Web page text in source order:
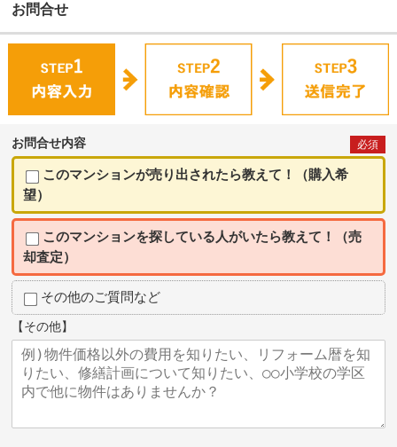
お問合せ
お問合せ内容 必須
このマンションが売り出されたら教えて！（購入希
望）
このマンションを探している人がいたら教えて！（売
却査定）
その他のご質問など
【その他】